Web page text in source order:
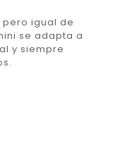
igual de
se adapta a
y siempre